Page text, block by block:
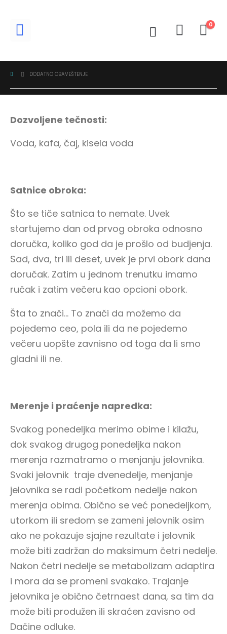
0
DODATNO OBAVEŠTENJE
Dozvoljene tečnosti:
Voda, kafa, čaj, kisela voda
Satnice obroka:
Što se tiče satnica to nemate. Uvek
startujemo dan od prvog obroka odnosno
doručka, koliko god da je prošlo od budjenja.
Sad, dva, tri ili deset, uvek je prvi obork dana
doručak. Zatim u jednom trenutku imamo
ručak i zatim večeru kao opcioni obork.
Šta to znači… To znači da možemo da
pojedemo ceo, pola ili da ne pojedemo
večeru uopšte zavnisno od toga da li smo
gladni ili ne.
Merenje i praćenje napredka:
Svakog ponedeljka merimo obime i kilažu,
dok svakog drugog ponedeljka nakon
merenja razmatramo o menjanju jelovnika.
Svaki jelovnik traje dvenedelje, menjanje
jelovnika se radi početkom nedelje nakon
merenja obima. Obično se već ponedeljkom,
utorkom ili sredom se zameni jelovnik osim
ako ne pokazuje sjajne rezultate i jelovnik
može biti zadržan do maksimum četri nedelje.
Nakon četri nedelje se metabolizam adaptira
i mora da se promeni svakako. Trajanje
jelovnika je obično četrnaest dana, sa tim da
može biti produžen ili skraćen zavisno od
Dačine odluke.